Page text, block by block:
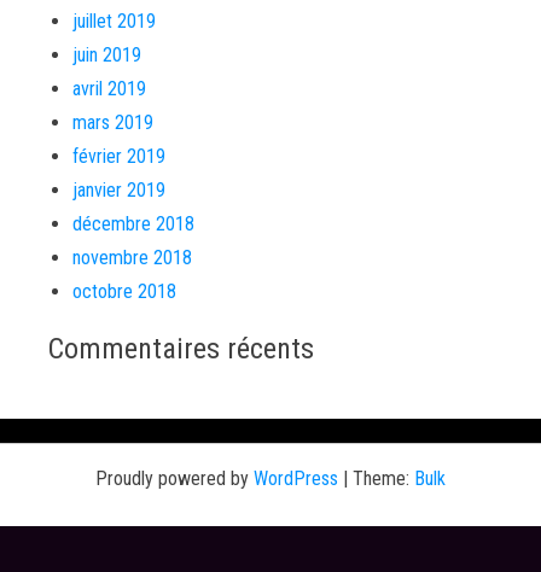
juillet 2019
juin 2019
avril 2019
mars 2019
février 2019
janvier 2019
décembre 2018
novembre 2018
octobre 2018
Commentaires récents
Proudly powered by WordPress | Theme: Bulk